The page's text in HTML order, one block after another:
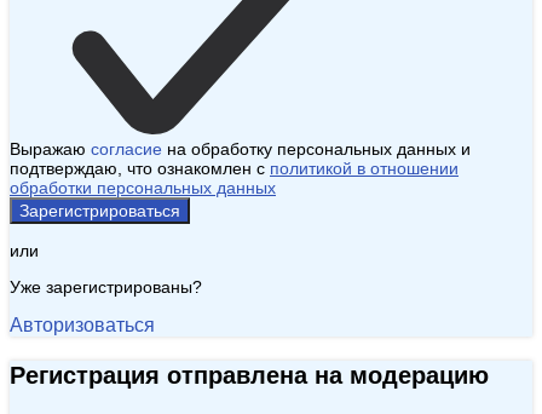
Выражаю согласие на обработку персональных данных и
подтверждаю, что ознакомлен с политикой в отношении
обработки персональных данных
Зарегистрироваться
или
Уже зарегистрированы?
Авторизоваться
Регистрация отправлена на модерацию